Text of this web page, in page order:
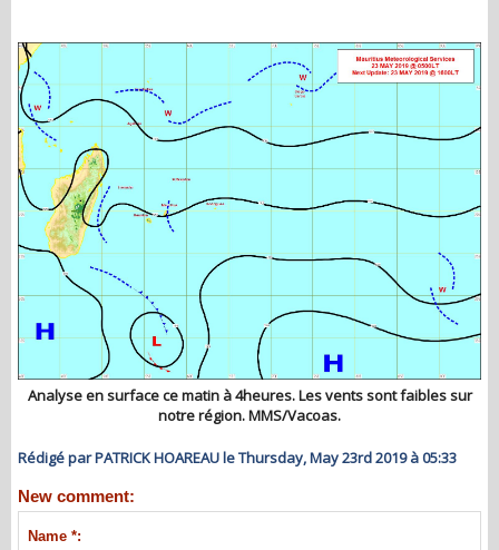
Analyse en surface ce matin à 4heures. Les vents sont faibles sur
notre région. MMS/Vacoas.
Rédigé par PATRICK HOAREAU le Thursday, May 23rd 2019 à 05:33
New comment:
Name *: